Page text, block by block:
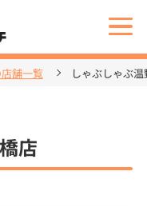
舗一覧 しゃぶしゃぶ
店